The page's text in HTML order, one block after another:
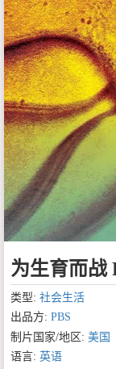
为生育而
类型: 社会生活
出品方: PBS
制片国家/地区: 美国
语言: 英语